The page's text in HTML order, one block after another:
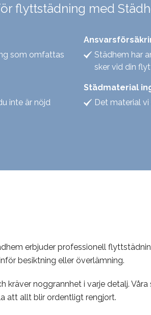
flyttstädning med
som omfattas
inte är nöjd
Städhem har
sker vid din
Städmaterial
Det material
erbjuder professionell
besiktning eller överlämning.
noggrannhet i varje detalj.
att allt blir ordentligt rengjort.